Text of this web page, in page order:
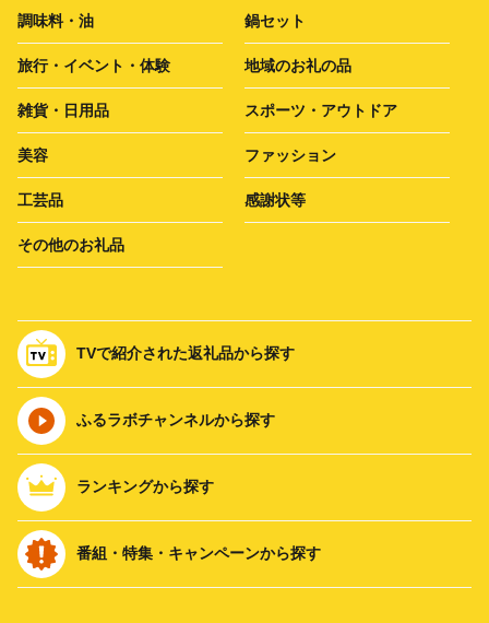
調味料・油 鍋セット
旅行・イベント・体験 地域のお礼の品
雑貨・日用品 スポーツ・アウトドア
美容 ファッション
工芸品 感謝状等
その他のお礼品
TVで紹介された返礼品から探す
ふるラボチャンネルから探す
ランキングから探す
番組・特集・キャンペーンから探す